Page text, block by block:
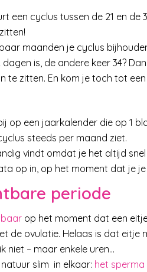
een cyclus tussen de 21 en
maanden je cyclus
dagen is, de andere keer 34?
te zitten. En kom je toch tot
op een jaarkalender die op 1
steeds per maand ziet.
vindt omdat je het altijd
op in, op het moment dat je je
periode
op het moment dat een
de ovulatie. Helaas is dat eitje
niet – maar enkele uren…
slim in elkaar: het sperma